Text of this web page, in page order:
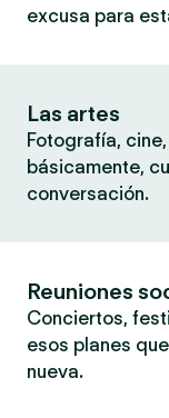
excusa para
Las artes
Fotografía,
básicamente,
conversación.
Reuniones
Conciertos,
esos planes
nueva.